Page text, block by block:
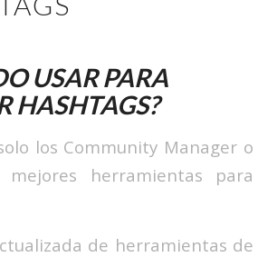
USAR PARA
HASHTAGS?
los Community Manager o
herramientas para
de herramientas de